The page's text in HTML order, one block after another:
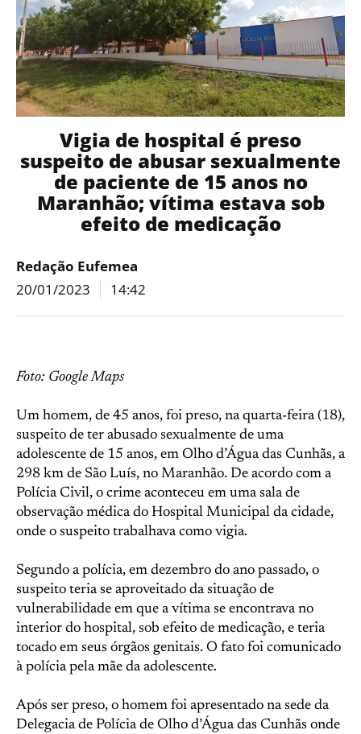
Vigia de hospital é preso
suspeito de abusar sexualmente
de paciente de 15 anos no
Maranhão; vítima estava sob
efeito de medicação
Redação Eufemea
20/01/2023
14:42
Foto: Google Maps
Um homem, de 45 anos, foi preso, na quarta-feira (18),
suspeito de ter abusado sexualmente de uma
adolescente de 15 anos, em Olho d’Água das Cunhãs, a
298 km de São Luís, no Maranhão. De acordo com a
Polícia Civil, o crime aconteceu em uma sala de
observação médica do Hospital Municipal da cidade,
onde o suspeito trabalhava como vigia.
Segundo a polícia, em dezembro do ano passado, o
suspeito teria se aproveitado da situação de
vulnerabilidade em que a vítima se encontrava no
interior do hospital, sob efeito de medicação, e teria
tocado em seus órgãos genitais. O fato foi comunicado
à polícia pela mãe da adolescente.
Após ser preso, o homem foi apresentado na sede da
Delegacia de Polícia de Olho d’Água das Cunhãs onde